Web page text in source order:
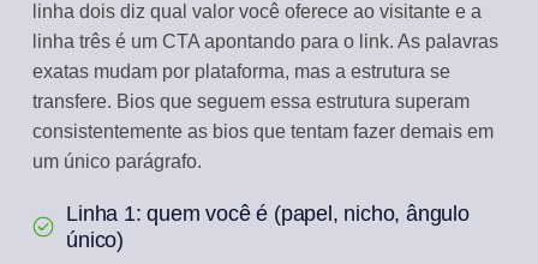
linha dois diz qual valor você oferece ao visitante e a
linha três é um CTA apontando para o link. As palavras
exatas mudam por plataforma, mas a estrutura se
transfere. Bios que seguem essa estrutura superam
consistentemente as bios que tentam fazer demais em
um único parágrafo.
Linha 1: quem você é (papel, nicho, ângulo
único)